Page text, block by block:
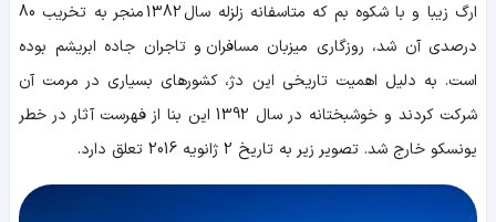
ارگ زیبا و با شکوه بم که متاسفانه زلزله سال 1382 منجر به تخریب 80
درصدی آن شد، روزگاری میزبان مسافران و تاجران جاده ابریشم بوده
است. به دلیل اهمیت تاریخی این دژ، کشورهای بسیاری در مرمت آن
شرکت کردند و خوشبختانه در سال 1392 این بنا از فهرست آثار در خطر
یونسکو خارج شد. تصویر زیر به تاریخ 2 ژانویه 2016 تعلق دارد.